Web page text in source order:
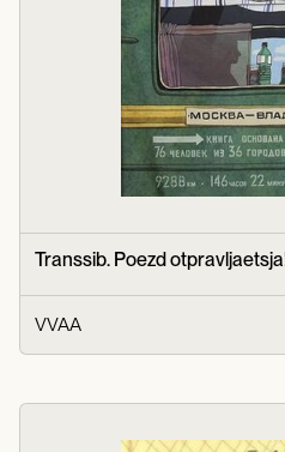
Transsib. Poezd
VVAA